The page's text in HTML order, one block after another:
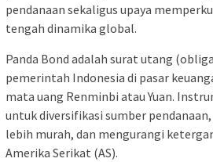
pendanaan sekaligus upaya
tengah dinamika global.
Panda Bond adalah surat utang
pemerintah Indonesia di pasar
mata uang Renminbi atau Yuan.
untuk diversifikasi sumber
lebih murah, dan mengurangi
Amerika Serikat (AS).